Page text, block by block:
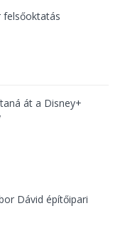
felsőoktatás
át a Disney+
Dávid építőipari